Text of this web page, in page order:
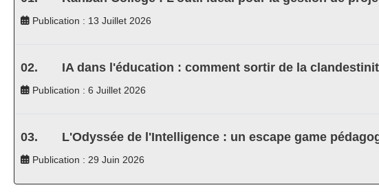
Publication : 13 Juillet 2026
IA dans l'éducation : comment sortir de la
Publication : 6 Juillet 2026
L'Odyssée de l'Intelligence : un escape game
Publication : 29 Juin 2026